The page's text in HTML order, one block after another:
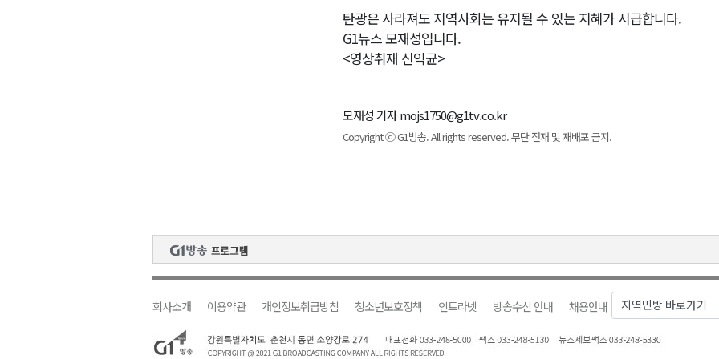
탄광은 사라져도 지역사회는 유지될 수 있는 지혜가 시급합니다.
G1뉴스 모재성입니다.
<영상취재 신익균>
모재성 기자 mojs1750@g1tv.co.kr
Copyright ⓒ G1방송. All rights reserved. 무단 전재 및 재배포 금지.
회사소개 이용약관 개인정보취급방침 청소년보호정책 인트라넷 방송수신 안내 채용안내